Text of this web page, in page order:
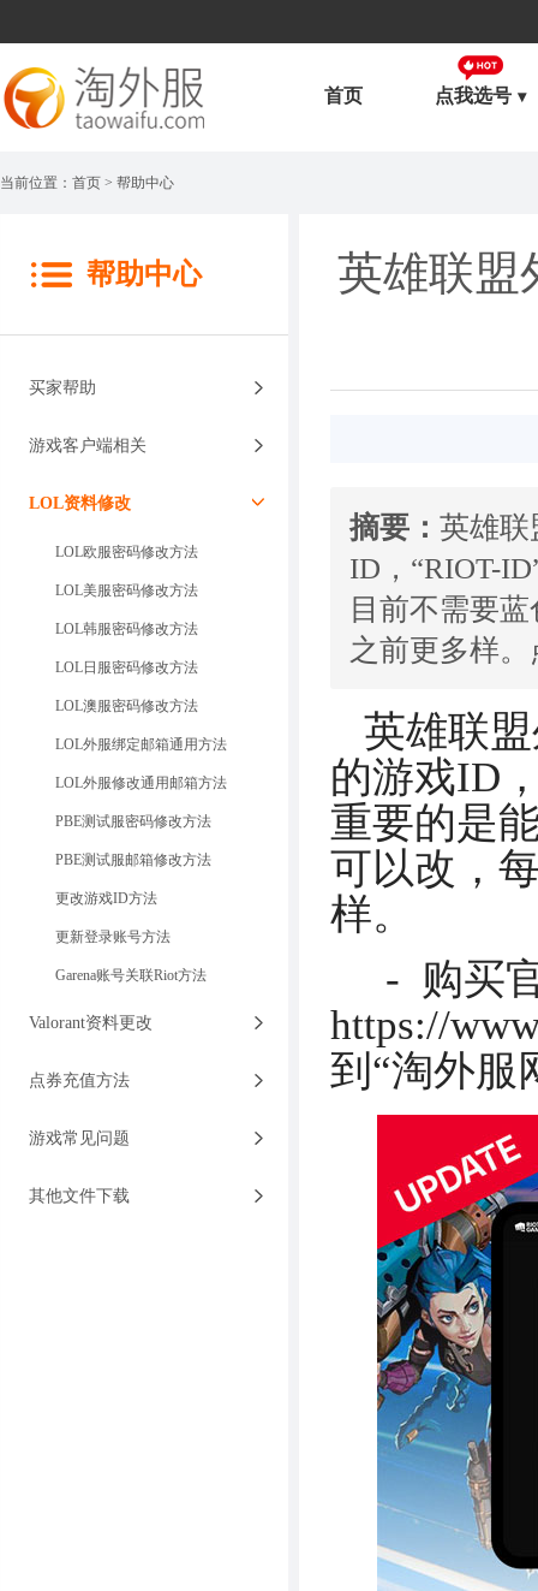
首页 点我选号
当前位置： 首页 > 帮助中心
帮助中心
买家帮助
游戏客户端相关
LOL资料修改
LOL欧服密码修改方法
LOL美服密码修改方法
LOL韩服密码修改方法
LOL日服密码修改方法
LOL澳服密码修改方法
LOL外服绑定邮箱通用方法
LOL外服修改通用邮箱方法
PBE测试服密码修改方法
PBE测试服邮箱修改方法
更改游戏ID方法
更新登录账号方法
Garena账号关联Riot方法
Valorant资料更改
点券充值方法
游戏常见问题
其他文件下载
英雄联盟
摘要： 英雄联
ID，“RIOT-
目前不需要
之前更多样
英雄联
的游戏ID
重要的是
可以改，
样。
- 购买
https://
到“淘外服